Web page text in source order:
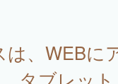
、WEBに